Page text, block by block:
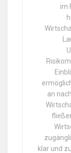
im
an
klar und